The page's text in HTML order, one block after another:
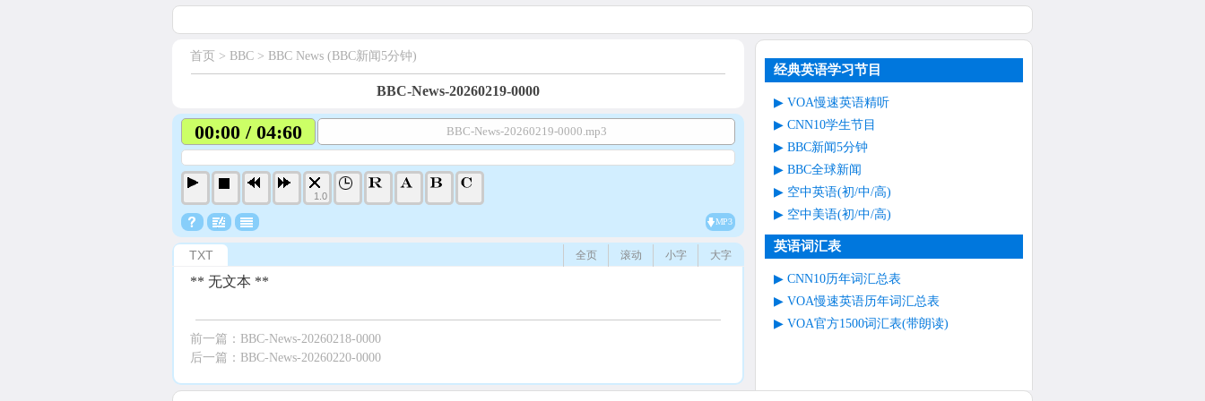
首页 > BBC > BBC News (BBC新闻5分钟)
BBC-News-20260219-0000
00:00 / 04:60 BBC-News-20260219-0000.mp3
1.0
MP3
TXT 大字
小字
滚动
全页
** 无文本 **
前一篇： BBC-News-20260218-0000
后一篇： BBC-News-20260220-0000
经典英语学习节目
VOA慢速英语精听
CNN10学生节目
BBC新闻5分钟
BBC全球新闻
空中英语(初/中/高)
空中美语(初/中/高)
英语词汇表
CNN10历年词汇总表
VOA慢速英语历年词汇总表
VOA官方1500词汇表(带朗读)